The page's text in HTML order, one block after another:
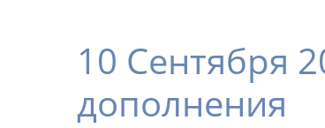
10 Сентября
дополнения